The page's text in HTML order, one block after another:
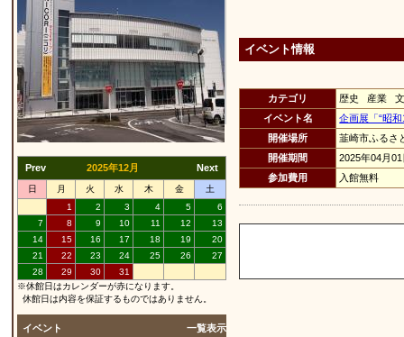
Prev 2025年12月 Next
日 月 火 水 木 金
土
1
2 3 4 5
6
7
8 9 10 11 12
13
14
15 16 17 18 19
20
21
22 23 24 25 26
27
28
29 30
31
※休館日はカレンダーが赤になります。
休館日は内容を保証するものではありません。
イベント 一覧表示
イベント情報
カテゴリ
歴史 産業
イベント名
企画展「“昭
開催場所
韮崎市ふるさ
開催期間
2025年04月
参加費用
入館無料